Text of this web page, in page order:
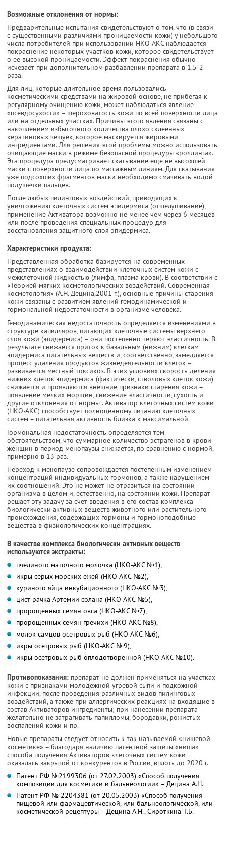
Возможные отклонения от нормы:
Предварительные испытания свидетельствуют о том, что (в связи
с существенными различиями проницаемости кожи) у небольшого
числа потребителей при использовании НКО-АКС наблюдается
покраснение некоторых участков кожи, которое свидетельствует
о ее высокой проницаемости. Эффект покраснения обычно
исчезает при дополнительном разбавлении препарата в 1,5-2
раза.
Для лиц, которые длительное время пользовались
косметическими средствами на жировой основе, не прибегая к
регулярному очищению кожи, может наблюдаться явление
«псевдосухости» – шероховатость кожи по всей поверхности лица
или на отдельных участках. Причины этого явления связаны с
накоплением избыточного количества плохо склеенных
кератиновых чешуек, которое маскируется жировыми
ингредиентами. Для решения этой проблемы можно использовать
очищающие маски в режиме безопасной процедуры «роллинга».
Эта процедура предусматривает скатывание еще не высохшей
маски с поверхности лица по массажным линиям. Для скатывания
уже подсохших фрагментов маски необходимо смачивать водой
подушечки пальцев.
После любых пилинговых воздействий, приводящих к
уничтожению клеточных систем эпидермиса (отшелушивание),
применение Активатора возможно не менее чем через 6 месяцев
или после проведения специальных процедур для
восстановления защитного слоя эпидермиса.
Характеристики продукта:
Представленная обработка базируется на современных
представлениях о взаимодействии клеточных систем кожи с
межклеточной жидкостью (лимфа, плазма крови). В соответствии с
«Теорией мягких косметологических воздействий. Современная
косметология» (А.Н. Децина,2001 г.), основные причины старения
кожи связаны с развитием явлений гемодинамической и
гормональной недостаточности в организме человека.
Гемодинамическая недостаточность определяется изменениями в
структуре капилляров, питающих клеточные системы верхнего
слоя кожи (эпидермиса) – они постепенно теряют эластичность. В
результате снижается приток к базальным (нижним) клеткам
эпидермиса питательных веществ и, соответственно, замедляется
процесс удаления продуктов жизнедеятельности клеток –
развивается местный токсикоз. В этих условиях скорость деления
нижних клеток эпидермиса (фактически, стволовых клеток кожи)
снижается и проявляются внешние признаки старения кожи –
появление мелких морщин, снижение эластичности, сухость и
другие отклонения от нормы . Активатор клеточных систем кожи
(НКО-АКС) способствует полноценному питанию клеточных
систем – питательная активность близка к максимальной.
Гормональная недостаточность определяется тем
обстоятельством, что суммарное количество эстрагенов в крови
женщин в период менопаузы снижается, по сравнению с нормой,
примерно в 13 раз.
Переход к менопаузе сопровождается постепенным изменением
концентраций индивидуальных гормонов, а также нарушением
их соотношений. Это не может не отразиться на состоянии
организма в целом и, естественно, на состоянии кожи. Препарат
решает эту задачу за счет введения в его состав комплекса
биологически активных веществ животного или растительного
происхождения, содержащих гормоны и гормоноподобные
вещества в физиологических концентрациях.
В качестве комплекса биологически активных веществ
используются экстракты:
пчелиного маточного молочка (НКО-АКС №1),
икры серых морских ежей (НКО-АКС №2),
куриного яйца инкубационного (НКО-АКС №3),
цист рачка Артемии солана (НКО-АКС №5),
пророщенных семян овса (НКО-АКС №7),
пророщенных семян гречихи (НКО-АКС №8),
молок самцов осетровых рыб (НКО-АКС №6),
икры осетровых рыб (НКО-АКС №9),
икры осетровых рыб оплодотворенной (НКО-АКС №10).
Противопоказания: препарат не должен применяться на участках
кожи с признаками молодежной угревой сыпи и подкожной
инфекции, после проведения различных видов пилинговых
воздействий, а также при аллергических реакциях на входящие в
состав Активаторов ингредиенты; при нанесении препарата
желательно не затрагивать папилломы, бородавки, рожистых
воспалений кожи и пр.
Новые препараты следует относить к так называемой «нишевой
косметике» – благодаря наличию патентной защиты «ниша»
способа получения Активаторов клеточных систем кожи
оказалась закрытой от конкурентов в России, вплоть до 2020 г.
Патент РФ №2199306 (от 27.02.2003) «Способ получения
композиции для косметики и бальнеологии» – Децина А.Н.
Патент РФ № 2204381 (от 20.05.2003) «Способ получения
пищевой или фармацевтической, или бальнеологической, или
косметической рецептуры – Децина А.Н., Сироткина Т.Б.